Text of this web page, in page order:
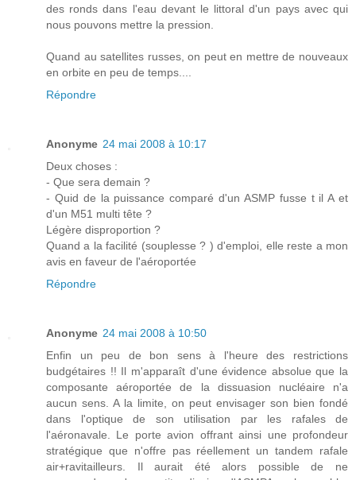
des ronds dans l'eau devant le littoral d'un pays avec qui
nous pouvons mettre la pression.
Quand au satellites russes, on peut en mettre de nouveaux
en orbite en peu de temps....
Répondre
Anonyme 24 mai 2008 à 10:17
Deux choses :
- Que sera demain ?
- Quid de la puissance comparé d'un ASMP fusse t il A et
d'un M51 multi tête ?
Légère disproportion ?
Quand a la facilité (souplesse ? ) d'emploi, elle reste a mon
avis en faveur de l'aéroportée
Répondre
Anonyme 24 mai 2008 à 10:50
Enfin un peu de bon sens à l'heure des restrictions
budgétaires !! Il m'apparaît d'une évidence absolue que la
composante aéroportée de la dissuasion nucléaire n'a
aucun sens. A la limite, on peut envisager son bien fondé
dans l'optique de son utilisation par les rafales de
l'aéronavale. Le porte avion offrant ainsi une profondeur
stratégique que n'offre pas réellement un tandem rafale
air+ravitailleurs. Il aurait été alors possible de ne